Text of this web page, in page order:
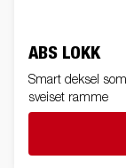
ABS LOKK
Smart deksel
sveiset ramme